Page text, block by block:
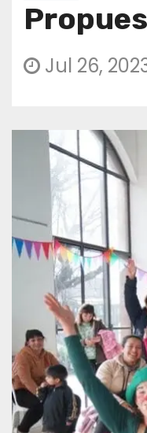
Jul 26,